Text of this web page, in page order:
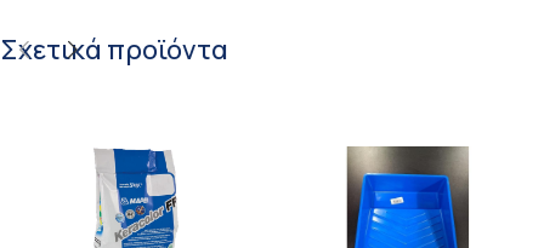
Σχετικά προϊόντα